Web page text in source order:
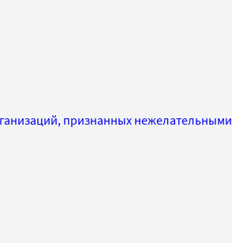
признанных нежелательными